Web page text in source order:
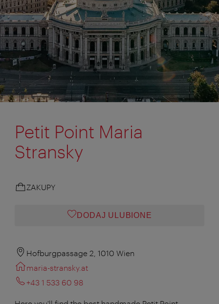
Petit Point Maria
Stransky
ZAKUPY
DODAJ ULUBIONE
Hofburgpassage 2, 1010 Wien
maria-stransky.at
+43 1 533 60 98